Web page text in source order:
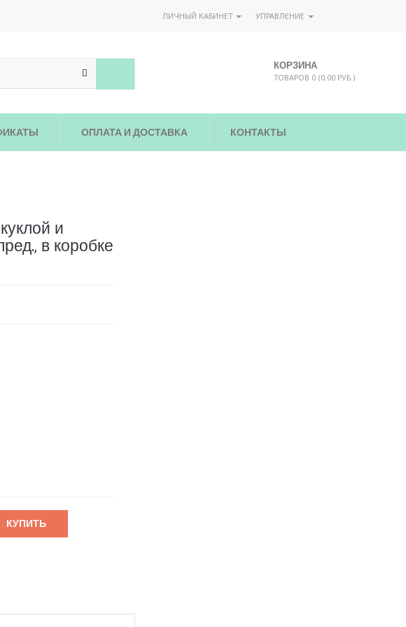
ЛИЧНЫЙ КАБИНЕТ УПРАВЛЕНИЕ
КОРЗИНА
ТОВАРОВ 0 (0.00 РУБ.)
ОПЛАТА И ДОСТАВКА КОНТАКТЫ
и
в коробке
КУПИТЬ